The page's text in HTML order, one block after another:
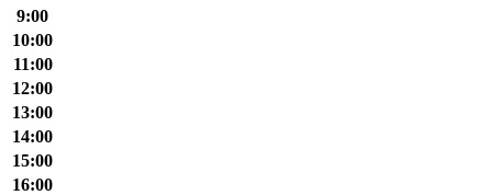
9:00
10:00
11:00
12:00
13:00
14:00
15:00
16:00